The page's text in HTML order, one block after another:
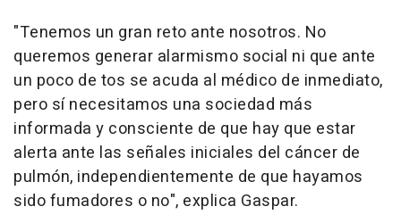
"Tenemos un gran reto ante nosotros. No
queremos generar alarmismo social ni que ante
un poco de tos se acuda al médico de inmediato,
pero sí necesitamos una sociedad más
informada y consciente de que hay que estar
alerta ante las señales iniciales del cáncer de
pulmón, independientemente de que hayamos
sido fumadores o no", explica Gaspar.